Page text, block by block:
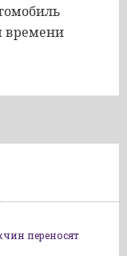
времени
переносят